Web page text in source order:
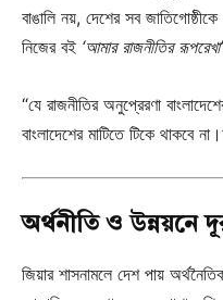
বাঙালি নয়, দেশের সব
নিজের বই ‘আমার রাজনীতির রূপরেখা’
“যে রাজনীতির অনুপ্রেরণা
বাংলাদেশের মাটিতে টিকে থাকবে
অর্থনীতি ও উন্নয়নে
জিয়ার শাসনামলে দেশ পায়